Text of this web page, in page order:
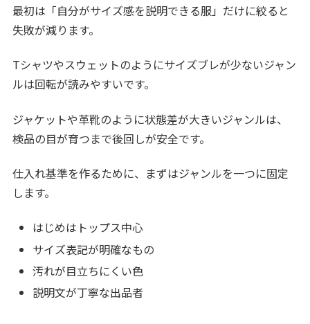
最初は「自分がサイズ感を説明できる服」だけに絞ると
失敗が減ります。
Tシャツやスウェットのようにサイズブレが少ないジャン
ルは回転が読みやすいです。
ジャケットや革靴のように状態差が大きいジャンルは、
検品の目が育つまで後回しが安全です。
仕入れ基準を作るために、まずはジャンルを一つに固定
します。
はじめはトップス中心
サイズ表記が明確なもの
汚れが目立ちにくい色
説明文が丁寧な出品者